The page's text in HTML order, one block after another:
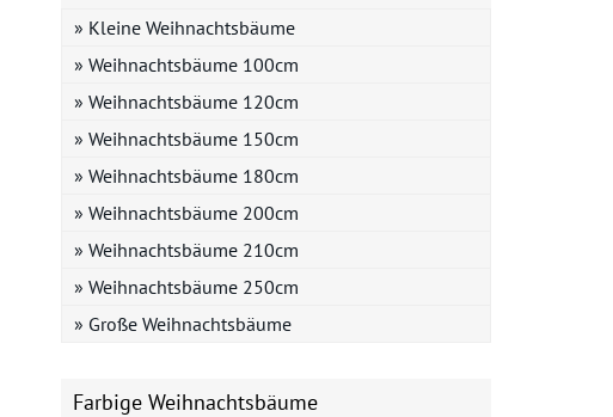
» Kleine Weihnachtsbäume
» Weihnachtsbäume 100cm
» Weihnachtsbäume 120cm
» Weihnachtsbäume 150cm
» Weihnachtsbäume 180cm
» Weihnachtsbäume 200cm
» Weihnachtsbäume 210cm
» Weihnachtsbäume 250cm
» Große Weihnachtsbäume
Farbige Weihnachtsbäume